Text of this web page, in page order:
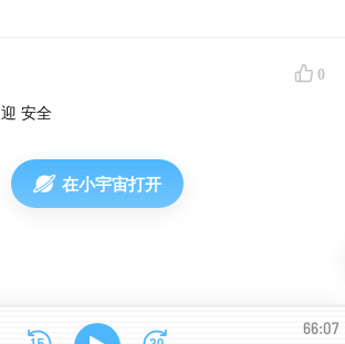
确理解各种文化之间的冲突，如何引导
插曲
参加「爱文校园开放日」和「爱文公开
0
安全
在小宇宙打开
66:07